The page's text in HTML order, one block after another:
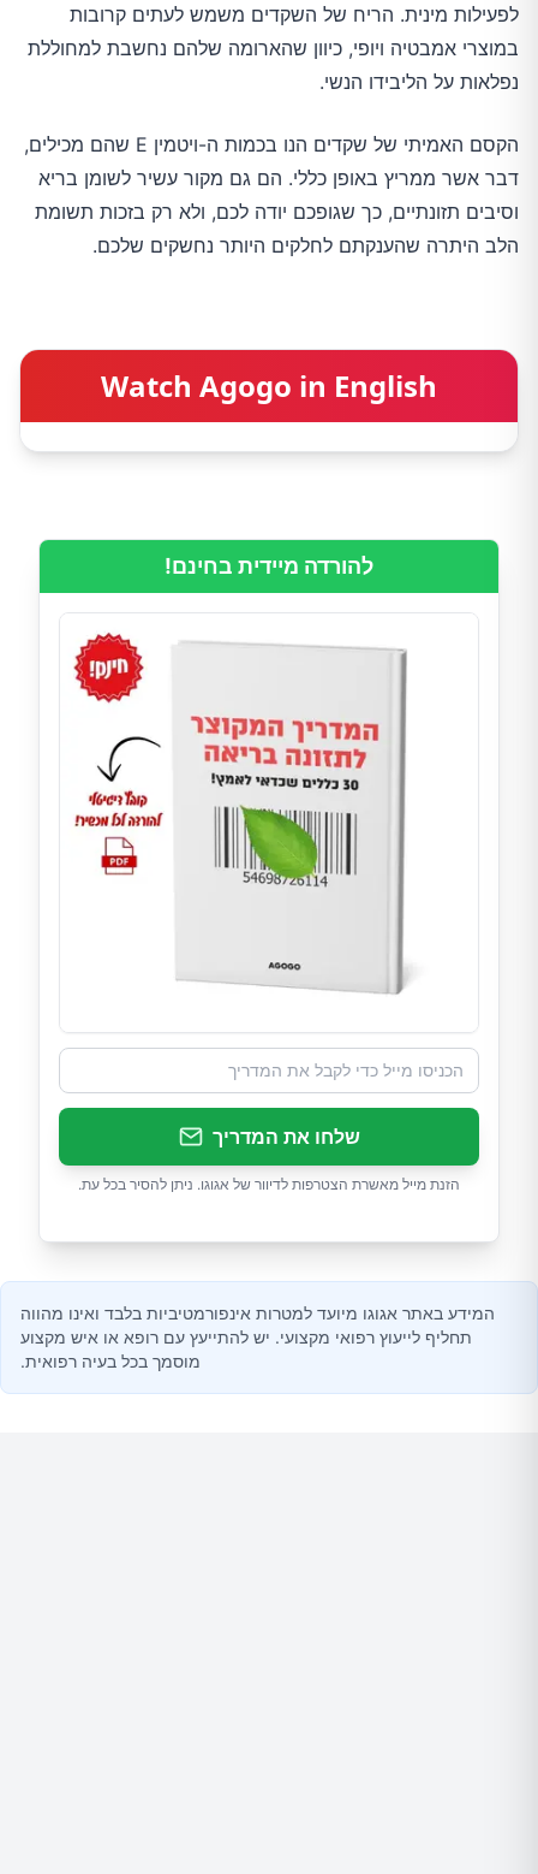
לפעילות מינית. הריח של השקדים משמש לעתים קרובות
במוצרי אמבטיה ויופי, כיוון שהארומה שלהם נחשבת למחוללת
נפלאות על הליבידו הנשי.
הקסם האמיתי של שקדים הנו בכמות ה-ויטמין E שהם מכילים,
דבר אשר ממריץ באופן כללי. הם גם מקור עשיר לשומן בריא
וסיבים תזונתיים, כך שגופכם יודה לכם, ולא רק בזכות תשומת
הלב היתרה שהענקתם לחלקים היותר נחשקים שלכם.
Watch Agogo in English
להורדה מיידית בחינם!
שלחו את המדריך
הזנת מייל מאשרת הצטרפות לדיוור של אגוגו. ניתן להסיר בכל עת.
המידע באתר אגוגו מיועד למטרות אינפורמטיביות בלבד ואינו מהווה
תחליף לייעוץ רפואי מקצועי. יש להתייעץ עם רופא או איש מקצוע
מוסמך בכל בעיה רפואית.